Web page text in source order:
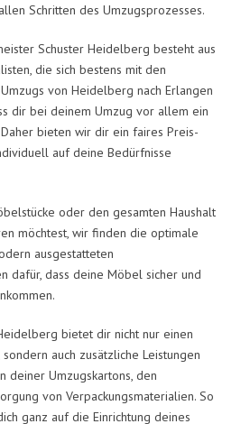
Schritten des Umzugsprozesses.
Schuster Heidelberg besteht aus
die sich bestens mit den
von Heidelberg nach Erlangen
dir bei deinem Umzug vor allem ein
bieten wir dir ein faires Preis-
auf deine Bedürfnisse
oder den gesamten Haushalt
möchtest, wir finden die optimale
ausgestatteten
dafür, dass deine Möbel sicher und
bietet dir nicht nur einen
auch zusätzliche Leistungen
deiner Umzugskartons, den
von Verpackungsmaterialien. So
ganz auf die Einrichtung deines